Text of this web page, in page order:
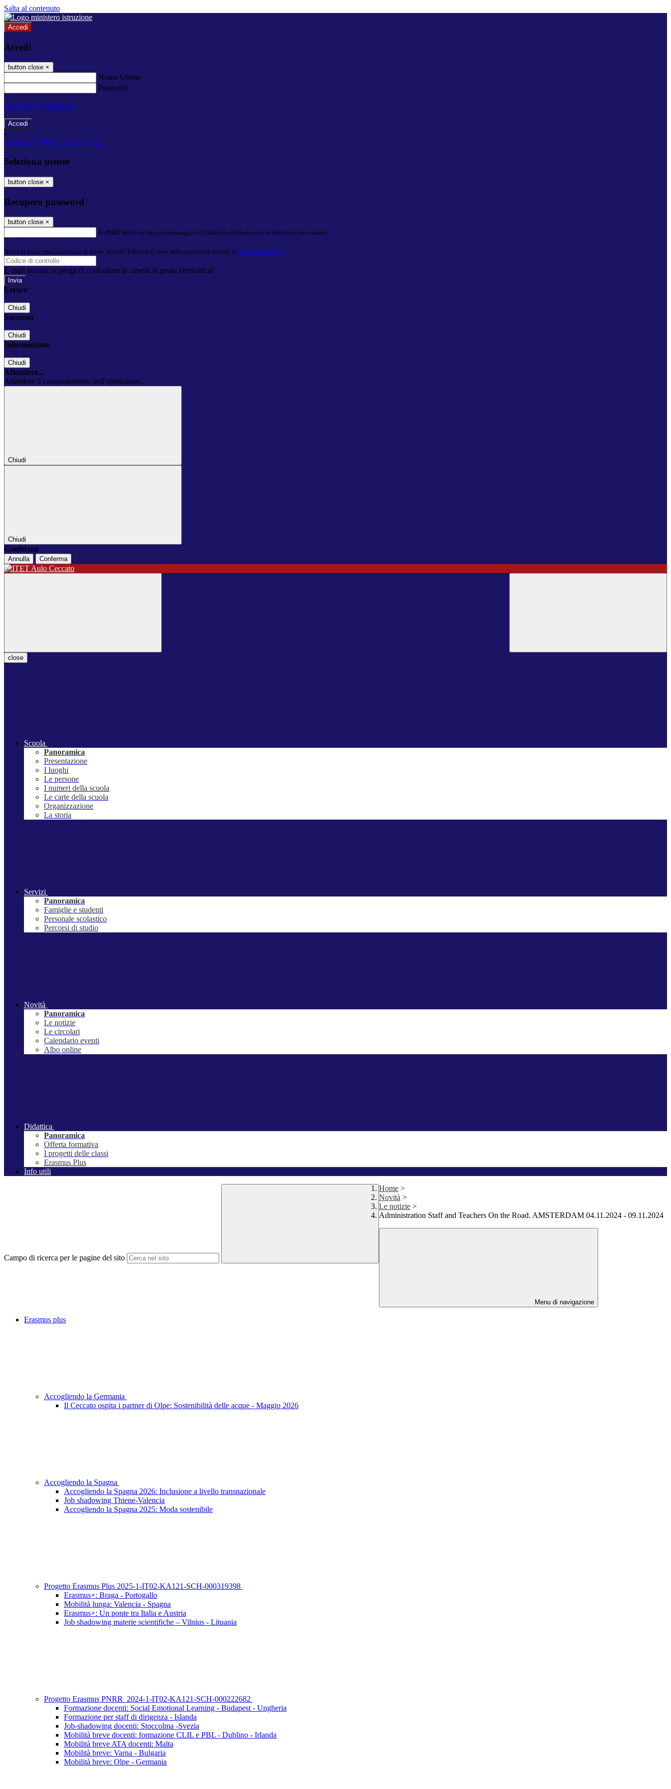
Salta al contenuto
Accedi
Accedi
button close ×
Nome Utente
Password
Password dimenticata?
-
Entra con SPID Entra con CIE
Seleziona utente
button close ×
Recupero password
button close ×
E-mail Verrà inviato un messaggio all'indirizzo indicato con le istruzioni necessarie.
Non hai una e-mail associata al nome utente? Effettua il reset della password tramite la Login Spaggiari
E-mail inviata, si prega di controllare la casella di posta elettronica!
Errore
Chiudi
Successo
Chiudi
Informazione
Chiudi
Attendere...
Attendere il completamento dell'operazione...
Chiudi
Chiudi
Conferma
Annulla Conferma
close
Scuola
Panoramica
Presentazione
I luoghi
Le persone
I numeri della scuola
Le carte della scuola
Organizzazione
La storia
Servizi
Panoramica
Famiglie e studenti
Personale scolastico
Percorsi di studio
Novità
Panoramica
Le notizie
Le circolari
Calendario eventi
Albo online
Didattica
Panoramica
Offerta formativa
I progetti delle classi
Erasmus Plus
Info utili
Campo di ricerca per le pagine del sito
Home >
Novità >
Le notizie >
Administration Staff and Teachers On the Road. AMSTERDAM 04.11.2024 - 09.11.2024
Menu di navigazione
Erasmus plus
Accogliendo la Germania
Il Ceccato ospita i partner di Olpe: Sostenibilità delle acque - Maggio 2026
Accogliendo la Spagna
Accogliendo la Spagna 2026: Inclusione a livello transnazionale
Job shadowing Thiene-Valencia
Accogliendo la Spagna 2025: Moda sostenibile
Progetto Erasmus Plus 2025-1-IT02-KA121-SCH-000319398
Erasmus+: Braga - Portogallo
Mobilità lunga: Valencia - Spagna
Erasmus+: Un ponte tra Italia e Austria
Job shadowing materie scientifiche – Vilnius - Lituania
Progetto Erasmus PNRR_2024-1-IT02-KA121-SCH-000222682
Formazione docenti: Social Emotional Learning - Budapest - Ungheria
Formazione per staff di dirigenza - Islanda
Job-shadowing docenti: Stoccolma -Svezia
Mobilità breve docenti: formazione CLIL e PBL - Dublino - Irlanda
Mobilità breve ATA docenti: Malta
Mobilità breve: Varna - Bulgaria
Mobilità breve: Olpe - Germania